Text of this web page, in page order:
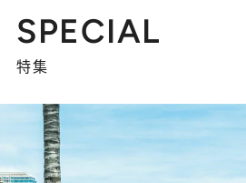
SPECIAL
特集